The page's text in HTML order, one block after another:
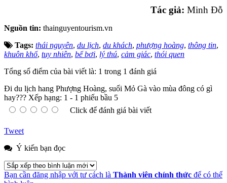
Tác giả: Minh Đỗ
Nguồn tin: thainguyentourism.vn
Tags: thái nguyên, du lịch, du khách, phượng hoàng, thông tin,
khuôn khổ, tuy nhiên, bể bơi, lý thú, cảm giác, thói quen
Tổng số điểm của bài viết là: 1 trong 1 đánh giá
Đi du lịch hang Phượng Hoàng, suối Mỏ Gà vào mùa đông có gì
hay??? Xếp hạng: 1 - 1 phiếu bầu 5
Click để đánh giá bài viết
Tweet
Ý kiến bạn đọc
Bạn cần đăng nhập với tư cách là Thành viên chính thức để có thể